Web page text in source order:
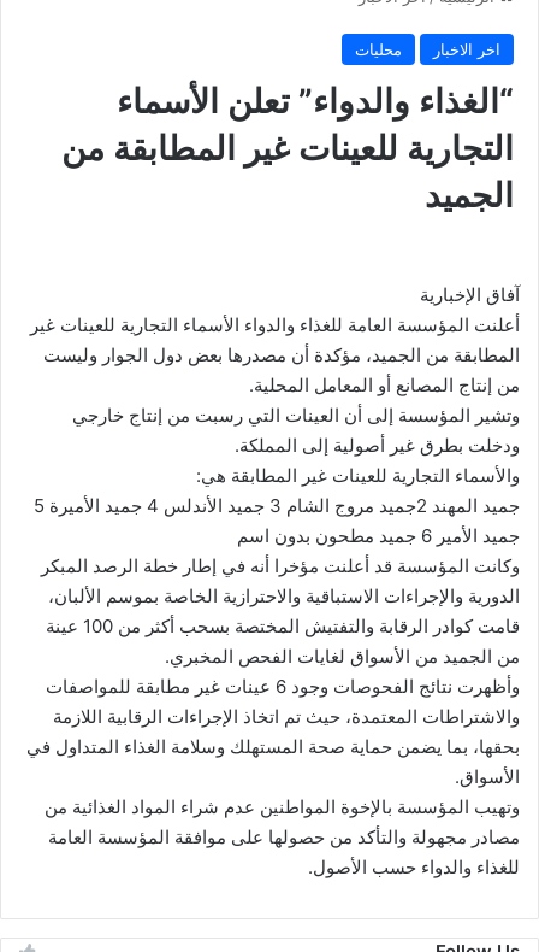
اخر الاخبار محليات
“الغذاء والدواء” تعلن الأسماء
التجارية للعينات غير المطابقة من
الجميد
آفاق الإخبارية
أعلنت المؤسسة العامة للغذاء والدواء الأسماء التجارية للعينات غير
المطابقة من الجميد، مؤكدة أن مصدرها بعض دول الجوار وليست
من إنتاج المصانع أو المعامل المحلية.
وتشير المؤسسة إلى أن العينات التي رسبت من إنتاج خارجي
ودخلت بطرق غير أصولية إلى المملكة.
والأسماء التجارية للعينات غير المطابقة هي:
جميد المهند 2جميد مروج الشام 3 جميد الأندلس 4 جميد الأميرة 5
جميد الأمير 6 جميد مطحون بدون اسم
وكانت المؤسسة قد أعلنت مؤخرا أنه في إطار خطة الرصد المبكر
الدورية والإجراءات الاستباقية والاحترازية الخاصة بموسم الألبان،
قامت كوادر الرقابة والتفتيش المختصة بسحب أكثر من 100 عينة
من الجميد من الأسواق لغايات الفحص المخبري.
وأظهرت نتائج الفحوصات وجود 6 عينات غير مطابقة للمواصفات
والاشتراطات المعتمدة، حيث تم اتخاذ الإجراءات الرقابية اللازمة
بحقها، بما يضمن حماية صحة المستهلك وسلامة الغذاء المتداول في
الأسواق.
‏وتهيب المؤسسة بالإخوة المواطنين عدم شراء المواد الغذائية من
مصادر مجهولة والتأكد من حصولها على موافقة المؤسسة العامة
للغذاء والدواء حسب الأصول.